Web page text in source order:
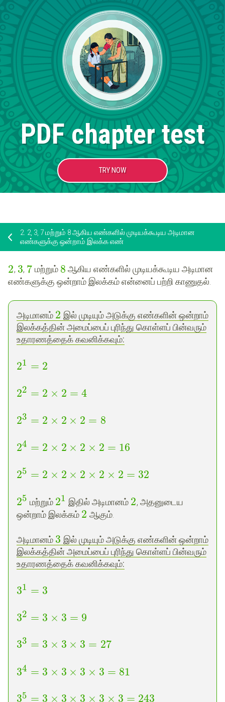
PDF chapter test
TRY NOW
2. 2, 3, 7 மற்றும் 8 ஆகிய எண்களில் முடியக்கூடிய அடிமான
எண்களுக்கு ஒன்றாம் இலக்க எண்
2, 3, 7 மற்றும் 8 ஆகிய எண்களில் முடியக்கூடிய அடிமான
எண்களுக்கு ஒன்றாம் இலக்கம் என்னைப் பற்றி காணுதல்.
அடிமானம் 2 இல் முடியும் அடுக்கு எண்களின் ஒன்றாம்
இலக்கத்தின் அமைப்பைப் புரிந்து கொள்ளப் பின்வரும்
உதாரணத்தைக் கவனிக்கவும்:
21 = 2
22 = 2 × 2 = 4
23 = 2 × 2 × 2 = 8
24 = 2 × 2 × 2 × 2 = 16
25 = 2 × 2 × 2 × 2 × 2 = 32
25 மற்றும் 21 இதில் அடிமானம் 2, அதனுடைய
ஒன்றாம் இலக்கம் 2 ஆகும்.
அடிமானம் 3 இல் முடியும் அடுக்கு எண்களின் ஒன்றாம்
இலக்கத்தின் அமைப்பைப் புரிந்து கொள்ளப் பின்வரும்
உதாரணத்தைக் கவனிக்கவும்:
31 = 3
32 = 3 × 3 = 9
33 = 3 × 3 × 3 = 27
34 = 3 × 3 × 3 × 3 = 81
35 = 3 × 3 × 3 × 3 × 3 = 243